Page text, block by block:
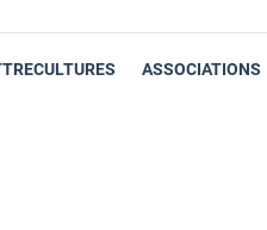
ASSOCIATIONS